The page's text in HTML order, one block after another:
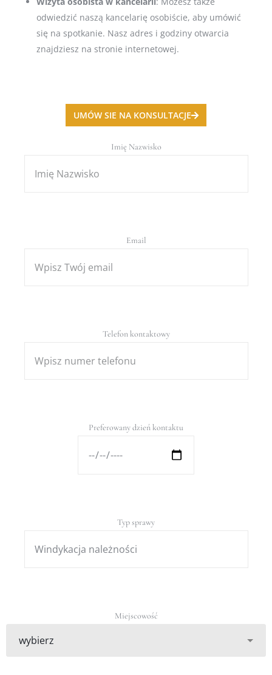
odwiedzić naszą kancelarię osobiście, aby umówić
się na spotkanie. Nasz adres i godziny otwarcia
znajdziesz na stronie internetowej.
UMÓW SIE NA KONSULTACJE
Imię Nazwisko
Email
Telefon kontaktowy
Preferowany dzień kontaktu
Typ sprawy
Miejscowość